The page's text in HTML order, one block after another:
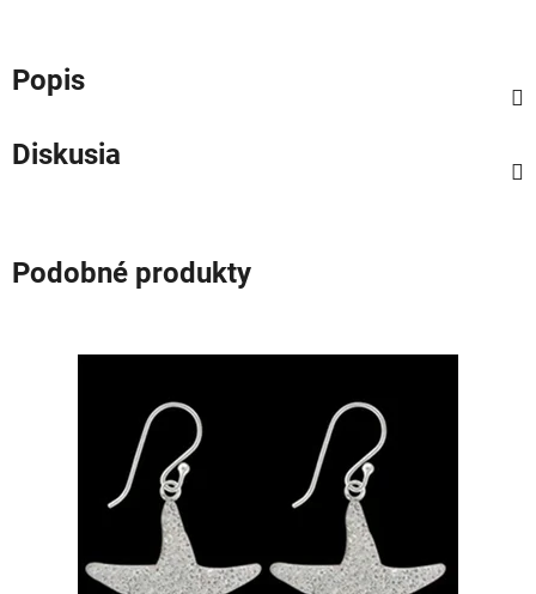
Popis
Diskusia
Podobné produkty